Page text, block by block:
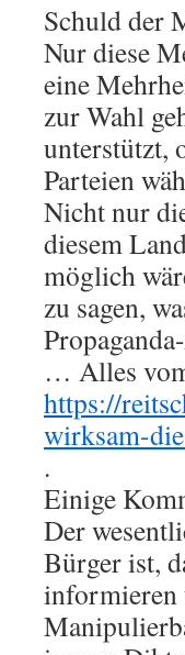
Schuld der
Nur diese
eine
zur Wahl
unterstützt,
Parteien
Nicht nur
diesem
möglich
zu sagen,
… Alles
https://
wirksam-
.
Einige
Der
Bürger ist,
informieren